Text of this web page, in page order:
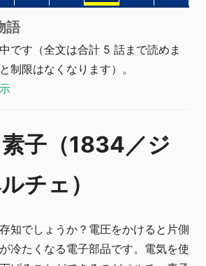
語
です（全文は合計 5 話まで読めま
制限はなくなります）。
子（1834／ジ
チェ）
知でしょうか？電圧をかけると片側
冷たくなる電子部品です。電気を使